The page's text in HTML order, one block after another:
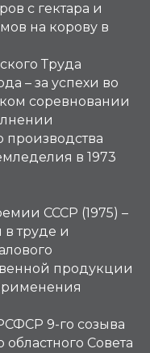
с гектара и
на корову в
Труда
– за успехи во
соревновании
производства
в 1973
СССР (1975) –
труде и
продукции
9-го созыва
областного Совета